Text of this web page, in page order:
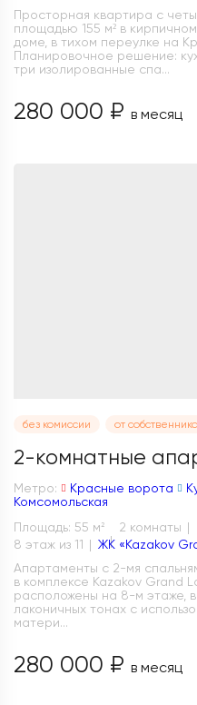
Просторная квартира с
площадью 155 м² в
доме, в тихом переулке на
Планировочное решение:
три изолированные спа...
280 000 ₽ в месяц
без комиссии от собственника
2-комнатные
Метро: Красные ворота
Комсомольская
Площадь: 55 м 2 2 комнаты
8 этаж из 11
ЖК «Kazakov
Апартаменты с 2-мя
в комплексе Kazakov Grand
расположены на 8-м этаже,
лаконичных тонах с
матери...
280 000 ₽ в месяц